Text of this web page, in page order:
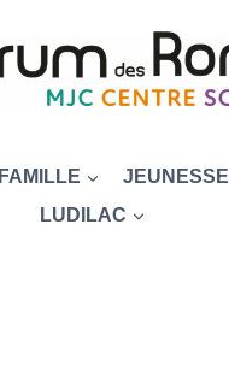
FAMILLE JEUNESSE
LUDILAC